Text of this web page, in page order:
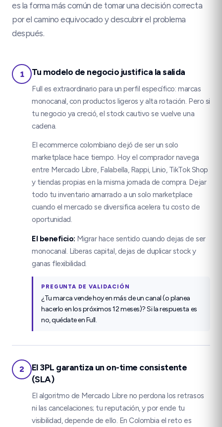
es la forma más común de tomar una decisión correcta
por el camino equivocado y descubrir el problema
después.
1 Tu modelo de negocio justifica la salida
Full es extraordinario para un perfil específico: marcas
monocanal, con productos ligeros y alta rotación. Pero si
tu negocio ya creció, el stock cautivo se vuelve una
cadena.
El ecommerce colombiano dejó de ser un solo
marketplace hace tiempo. Hoy el comprador navega
entre Mercado Libre, Falabella, Rappi, Linio, TikTok Shop
y tiendas propias en la misma jornada de compra. Dejar
todo tu inventario amarrado a un solo marketplace
cuando el mercado se diversifica acelera tu costo de
oportunidad.
El beneficio: Migrar hace sentido cuando dejas de ser
monocanal. Liberas capital, dejas de duplicar stock y
ganas flexibilidad.
PREGUNTA DE VALIDACIÓN
¿Tu marca vende hoy en más de un canal (o planea
hacerlo en los próximos 12 meses)? Si la respuesta es
no, quédate en Full.
2
El 3PL garantiza un on-time consistente
(SLA)
El algoritmo de Mercado Libre no perdona los retrasos
ni las cancelaciones; tu reputación, y por ende tu
visibilidad, depende de ello. En Colombia el reto es